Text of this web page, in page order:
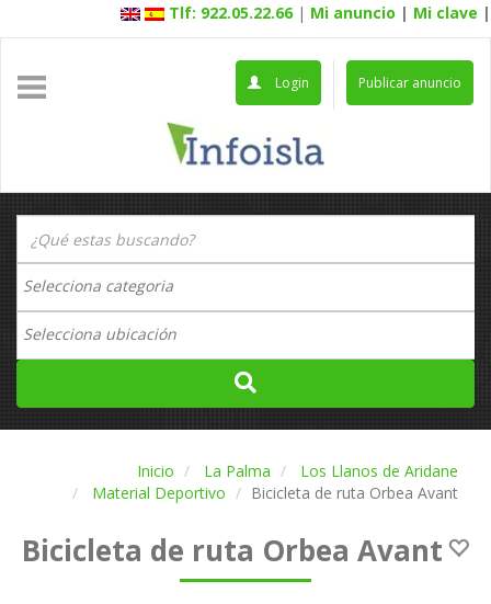
Tlf: 922.05.22.66 | Mi anuncio | Mi clave |
Publicar anuncio
Login
Inicio La Palma
Los Llanos de Aridane
Material Deportivo
Bicicleta de ruta Orbea Avant
Bicicleta de ruta Orbea Avant